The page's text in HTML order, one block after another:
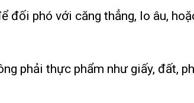
đối phó với căng thẳng, lo âu,
phải thực phẩm như giấy, đất,